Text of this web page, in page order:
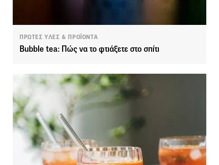
ΠΡΩΤΕΣ ΥΛΕΣ & ΠΡΟΪΟΝΤΑ
Βubble tea: Πώς να το φτιάξετε στο σπίτι